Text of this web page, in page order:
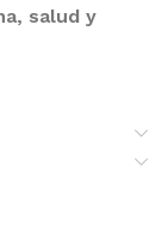
salud y